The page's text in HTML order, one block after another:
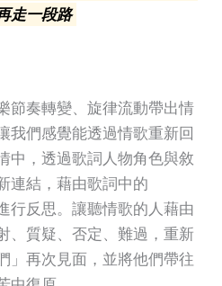
走一段路
節奏轉變、旋律流動帶出情
我們感覺能透過情歌重新回
中，透過歌詞人物角色與敘
連結，藉由歌詞中的
行反思。讓聽情歌的人藉由
、質疑、否定、難過，重新
」再次見面，並將他們帶往